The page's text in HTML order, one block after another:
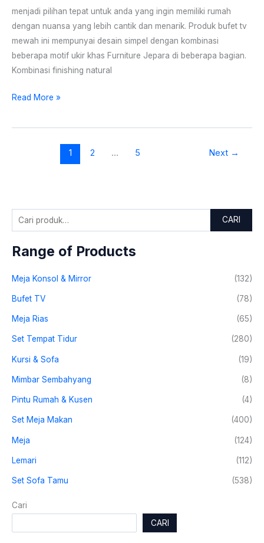
CARI
Range of Products
Meja Konsol & Mirror (132)
Bufet TV (78)
Meja Rias (65)
Set Tempat Tidur (280)
Kursi & Sofa (19)
Mimbar Sembahyang (8)
Pintu Rumah & Kusen (4)
Set Meja Makan (400)
Meja (124)
Lemari (112)
Set Sofa Tamu (538)
Cari
CARI
menjadi pilihan tepat untuk anda yang ingin memiliki rumah
dengan nuansa yang lebih cantik dan menarik. Produk bufet tv
mewah ini mempunyai desain simpel dengan kombinasi
beberapa motif ukir khas Furniture Jepara di beberapa bagian.
Kombinasi finishing natural
0793
Read More »
1 2 … 5 Next →